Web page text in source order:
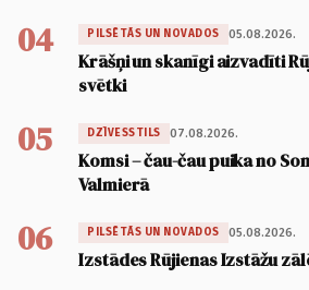
04 PILSĒTĀS UN NOVADOS 05.08.2026.
Krāšņi un skanīgi aizvadīti
svētki
05 DZĪVESSTILS 07.08.2026.
Komsi – čau-čau puika no
Valmierā
06 PILSĒTĀS UN NOVADOS 05.08.2026.
Izstādes Rūjienas Izstāžu